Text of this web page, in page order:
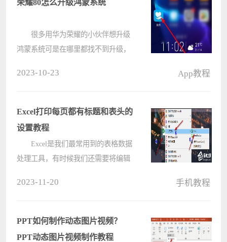
荣耀80怎么升级鸿蒙系统
很多用华为荣耀的小伙伴想升级
鸿蒙系统可是在哪里都找不到升级，
升级鸿蒙系统 1、在我们的
手????
2023-10-23 App教程
Excel打印每页都有标题和表头的
设置教程
Excel是我们最常用到的表格数据
处理工具，有时候我们还需要将编辑
何设置的小伙伴们就来看看下面这篇
交????
2023-11-20 手机教程
PPT如何制作动态图片视频？
PPT动态图片视频制作教程